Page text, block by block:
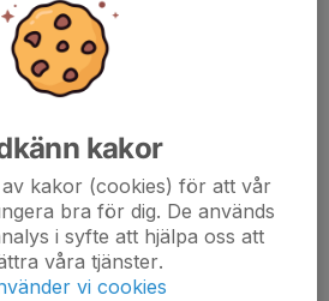
kakor
kakor (cookies) för att vår
bra för dig. De används
i syfte att hjälpa oss att
våra tjänster.
vi cookies